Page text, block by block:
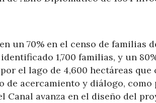
un 70% en el censo de familias
1,700 familias, y un
el lago de 4,600 hectáreas que
de acercamiento y diálogo,
Canal avanza en el diseño del